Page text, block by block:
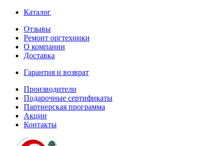
Каталог
Отзывы
Ремонт оргтехники
О компании
Доставка
Гарантия и возврат
Производители
Подарочные сертификаты
Партнерская программа
Акции
Контакты